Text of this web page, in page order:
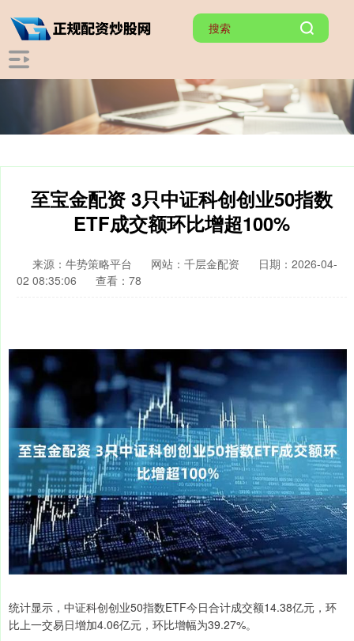
至宝金配资 3只中证科创创业50指数
ETF成交额环比增超100%
来源：牛势策略平台 网站：千层金配资
日期：2026-04-
02 08:35:06
查看：78
统计显示，中证科创创业50指数ETF今日合计成交额14.38亿元，环
比上一交易日增加4.06亿元，环比增幅为39.27%。